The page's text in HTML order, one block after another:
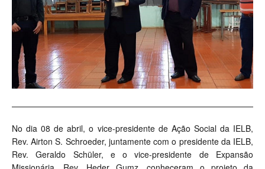
No dia 08 de abril, o vice-presidente de Ação Social da IELB,
Rev. Airton S. Schroeder, juntamente com o presidente da IELB,
Rev. Geraldo Schüler, e o vice-presidente de Expansão